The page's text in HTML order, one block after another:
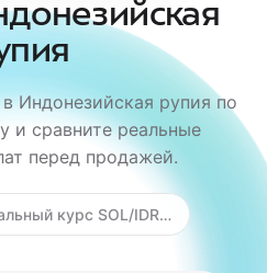
Индонезийская рупия по
и сравните реальные
перед продажей.
курс SOL/IDR…